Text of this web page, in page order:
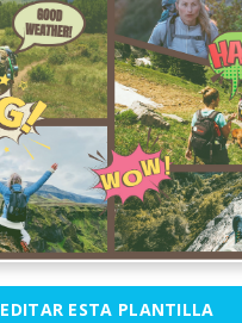
EDITAR ESTA PLANTILLA